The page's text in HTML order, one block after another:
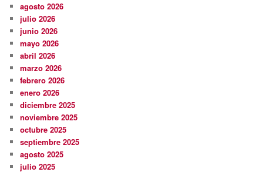
agosto 2026
julio 2026
junio 2026
mayo 2026
abril 2026
marzo 2026
febrero 2026
enero 2026
diciembre 2025
noviembre 2025
octubre 2025
septiembre 2025
agosto 2025
julio 2025